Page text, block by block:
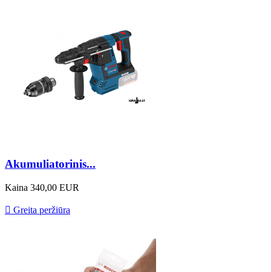
Akumuliatorinis...
Kaina 340,00 EUR
 Greita peržiūra